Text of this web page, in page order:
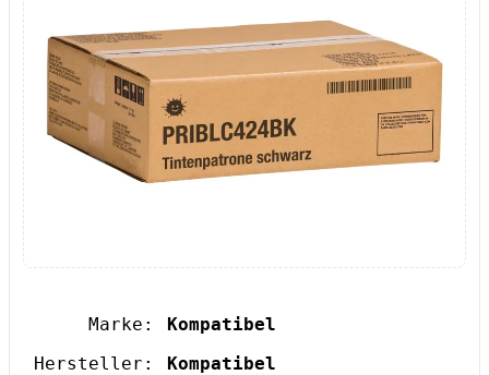
Marke:
Kompatibel
Hersteller:
Kompatibel